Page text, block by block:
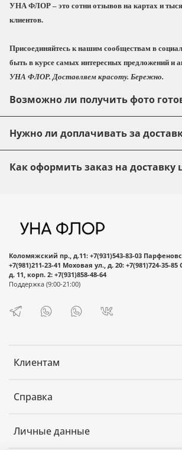
С любовью, УНА ФЛОР!
УНА ФЛОР – это сотни отзывов на картах и
клиентов.
Присоединяйтесь к нашим сообществам в
быть в курсе самых интересных предложений и
УНА ФЛОР. Доставляем красоту. Бережно.
Возможно ли получить фото
курьерскую службу, мы
фото Вам, чтобы Вы могли быть
что букет или композиция
Нужно ли доплачивать за
Стоимость доставки по Санкт-
Как оформить заказ на доставку
Добавьте понравившийся
Нажмите кнопку «Оформить
Заполните информацию об
получателе (если
доставка), а также
статусе заказа.
выполнен точно в срок.
Клиентам
Справка
Личные данные
Коломяжский пр., д.11: +7(931)543-83-03
+7(981)211-23-41 Моховая ул., д. 20: +7(981)724-35-
д. 11, корп. 2: +7(931)858-48-64
Поддержка (9:00-21:00)